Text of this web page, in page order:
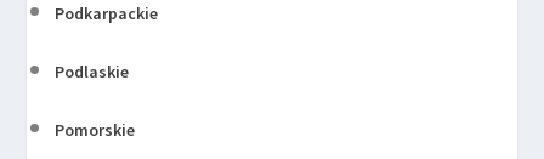
Podkarpackie
Podlaskie
Pomorskie